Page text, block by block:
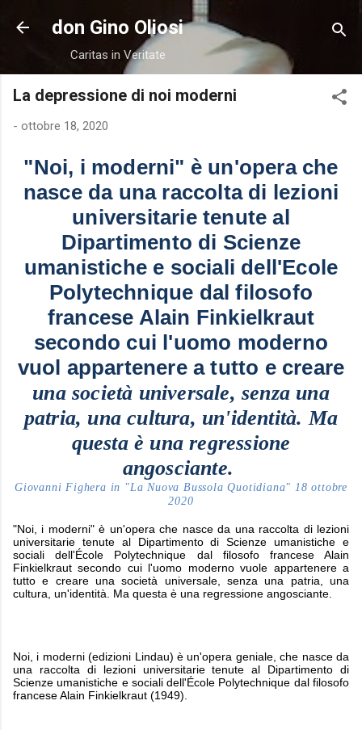
Passa ai contenuti principali
don Gino Oliosi
Caritas in Veritate
La depressione di noi moderni
- ottobre 18, 2020
"Noi, i moderni" è un'opera che
nasce da una raccolta di lezioni
universitarie tenute al
Dipartimento di Scienze
umanistiche e sociali dell'Ecole
Polytechnique dal filosofo
francese Alain Finkielkraut
secondo cui l'uomo moderno
vuol appartenere a tutto e creare
una società universale, senza una
patria, una cultura, un'identità. Ma
questa è una regressione
angosciante.
Giovanni Fighera in "La Nuova Bussola Quotidiana" 18 ottobre
2020
"Noi, i moderni" è un'opera che nasce da una raccolta di lezioni
universitarie tenute al Dipartimento di Scienze umanistiche e
sociali dell'École Polytechnique dal filosofo francese Alain
Finkielkraut secondo cui l'uomo moderno vuole appartenere a
tutto e creare una società universale, senza una patria, una
cultura, un'identità. Ma questa è una regressione angosciante.
Noi, i moderni (edizioni Lindau) è un'opera geniale, che nasce da
una raccolta di lezioni universitarie tenute al Dipartimento di
Scienze umanistiche e sociali dell'École Polytechnique dal filosofo
francese Alain Finkielkraut (1949).